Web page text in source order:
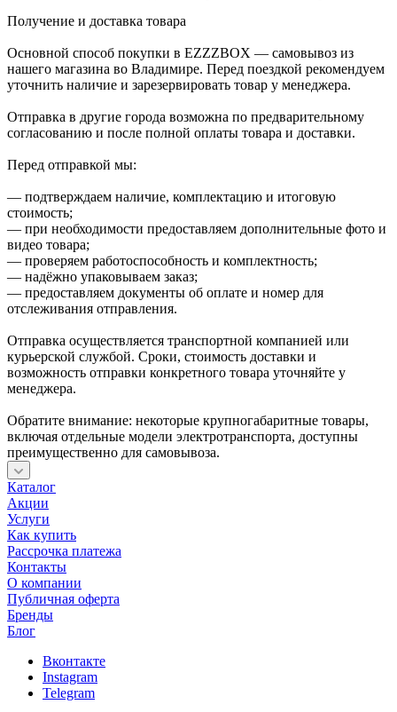
Получение и доставка товара
Основной способ покупки в EZZZBOX — самовывоз из
нашего магазина во Владимире. Перед поездкой рекомендуем
уточнить наличие и зарезервировать товар у менеджера.
Отправка в другие города возможна по предварительному
согласованию и после полной оплаты товара и доставки.
Перед отправкой мы:
— подтверждаем наличие, комплектацию и итоговую
стоимость;
— при необходимости предоставляем дополнительные фото и
видео товара;
— проверяем работоспособность и комплектность;
— надёжно упаковываем заказ;
— предоставляем документы об оплате и номер для
отслеживания отправления.
Отправка осуществляется транспортной компанией или
курьерской службой. Сроки, стоимость доставки и
возможность отправки конкретного товара уточняйте у
менеджера.
Обратите внимание: некоторые крупногабаритные товары,
включая отдельные модели электротранспорта, доступны
преимущественно для самовывоза.
Каталог
Акции
Услуги
Как купить
Рассрочка платежа
Контакты
О компании
Публичная оферта
Бренды
Блог
Вконтакте
Instagram
Telegram